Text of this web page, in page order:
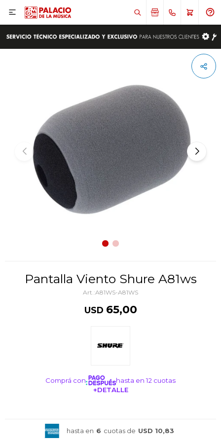

Pantalla Viento Shure A81ws
A81WS-A81WS
USD 65,00
Comprá con
hasta en 12 cuotas
+DETALLE
hasta en 6 cuotas de USD 10,83